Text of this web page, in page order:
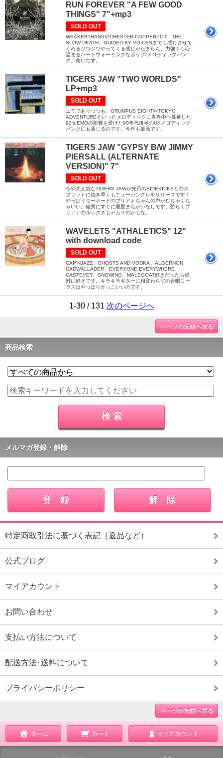
RUN FOREVER "A FEW GOOD
THINGS" 7"+mp3
SOLD OUT
WEAKERTHANSやCHESTER COPPERPOT、THE
SLOW DEATH、GUIDED BY VOICESまでも感じさせて
くれるジワジワやってくる感じがたまらん。力強くも心
温まるハートウォーミングなポップ/メロディックパン
ク、良いです。
TIGERS JAW "TWO WORLDS"
LP+mp3
SOLD OUT
エモでありつつも、GRUMPUS EIGHTやTOKYO
ADVENTUREといったメロディックに世界中へ蔓延した
90's EMOの影響を受けた90年代後半のUKメロディック
パンクにも通じるのです。今作も最高です。
TIGERS JAW "GYPSY B/W JIMMY
PIERSALL (ALTERNATE
VERSION)" 7"
SOLD OUT
今や大人気なTIGERS JAWが先日のSIDEKICKSとのス
プリットに続き早くもニューシングルをリリースです！
やっぱりキーボードのブリアナちゃんの声がむちゃくち
ゃいい。確実にすぐに廃盤まちがいなしです。恐らくブ
リアナのルックスもデカイのかもな。
WAVELETS "ATHALETICS" 12"
with download code
SOLD OUT
CAP'NJAZZ、GHOSTS AND VODKA、ALGERNON
CADWALLADER、EVERYONE EVERYWHERE、
CASTEVET、SNOWING、MALEGOAT好きだったら絶
対に好きです。キラキラギターに相変わらずの合唱コー
ラスはやっぱりかっこいいのです。
1-30 / 131 次のページへ
ページの先頭へ戻る
商品検索
メルマガ登録・解除
特定商取引法に基づく表記（返品など）
公式ブログ
マイアカウント
お問い合わせ
支払い方法について
配送方法･送料について
プライバシーポリシー
ページの先頭へ戻る
ホーム カート マイアカウント